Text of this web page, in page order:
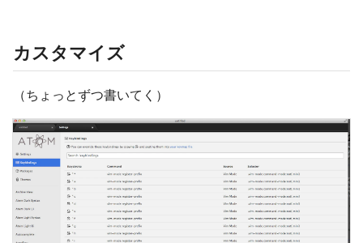
カスタマイズ
（ちょっとずつ書いてく）